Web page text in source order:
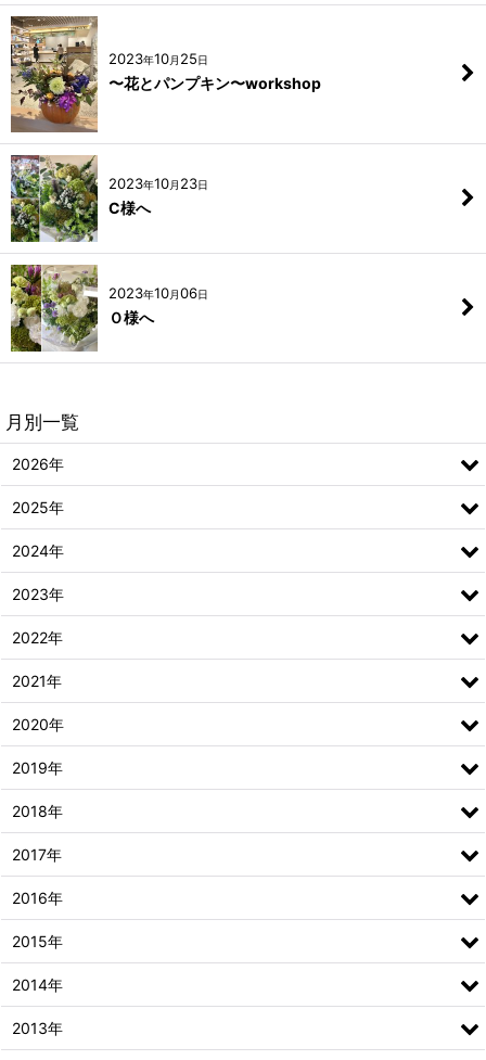
2023年10月 25日
〜花とパンプキン〜workshop
2023年10月 23日
C様へ
2023年10月06日
Ｏ様へ
月別一覧
2026年
2025年
2024年
2023年
2022年
2021年
2020年
2019年
2018年
2017年
2016年
2015年
2014年
2013年